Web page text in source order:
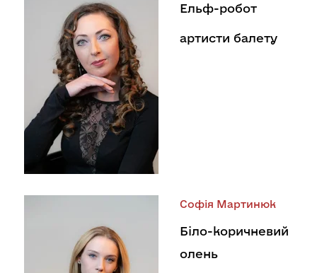
Ельф-робот
артисти балету
Софія Мартинюк
Біло-коричневий
олень